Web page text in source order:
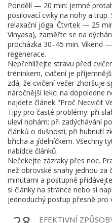
Pondělí — 20 min: jemné
posilovací cviky na nohy a
relaxační jóga. Čtvrtek — 25
Vinyasa), zaměřte se na
procházka 30–45 min. Víkend
regenerace.
Nepřehlížejte stravu před
tréninkem, cvičení je
zdá, že cvičení večer zhoršuje
náročnější lekci na dopoledne
najdete článek "Proč Necvičit
Tipy pro časté problémy: při
uleví nohám; při zadýchávání
článků o dušnosti; při hubnutí
břicha a jídelníčkem. Všechny
nabídce článků.
Nečekejte zázraky přes noc.
než obrovské snahy jednou za
minutami a postupně
si články na stránce nebo si
jednoduchý postup přesně pro
EFEKTIVNÍ